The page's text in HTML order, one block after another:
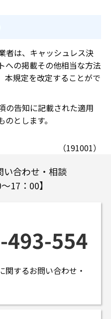
者は、キャッシュレス決
への掲載その他相当な方法
本規定を改定することがで
の告知に記載された適用
とします。
（191001）
い合わせ・相談
17：00】
関するお問い合わせ・